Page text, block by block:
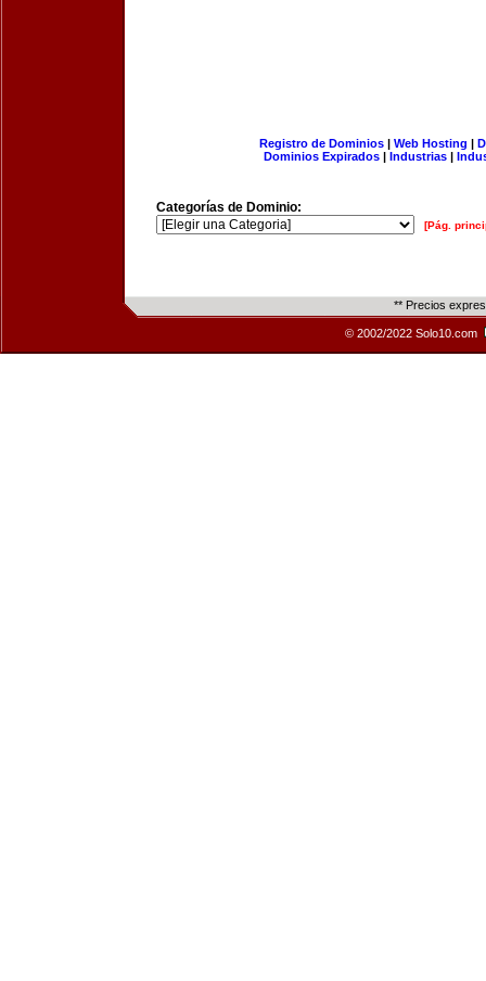
Registro de Dominios| Web Hosting |
Dominios Expirados | Industrias |
Categorías de Dominio:
[Pág.
** Precios
© 2002/2022 Solo10.com